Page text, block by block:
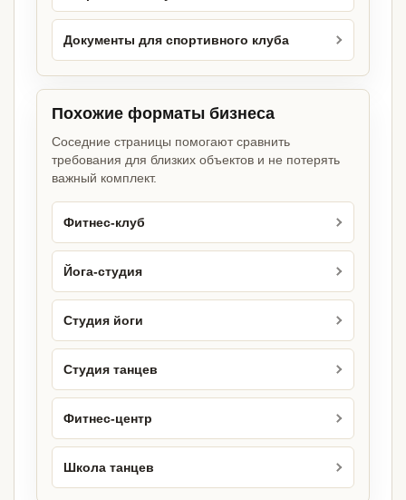
Документы для спортивного клуба
Похожие форматы бизнеса
Соседние страницы помогают сравнить
требования для близких объектов и не потерять
важный комплект.
Фитнес-клуб
Йога-студия
Студия йоги
Студия танцев
Фитнес-центр
Школа танцев